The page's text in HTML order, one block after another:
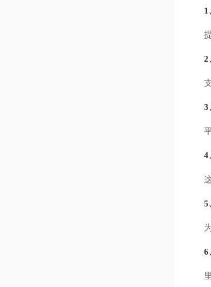
1
提供
2、
支持
3、
平
4、
这里
5、
为用
6
里